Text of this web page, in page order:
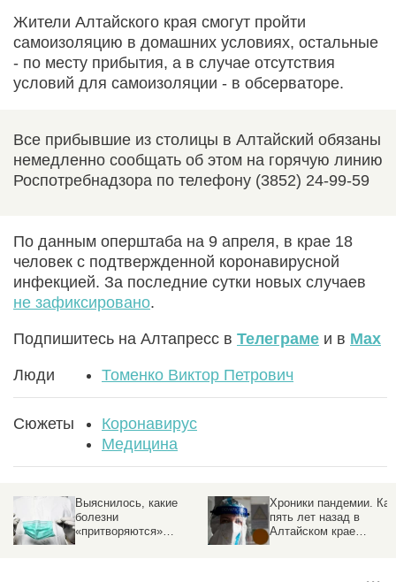
Жители Алтайского края смогут пройти
самоизоляцию в домашних условиях, остальные
- по месту прибытия, а в случае отсутствия
условий для самоизоляции - в обсерваторе.
Все прибывшие из столицы в Алтайский обязаны
немедленно сообщать об этом на горячую линию
Роспотребнадзора по телефону (3852) 24-99-59
По данным оперштаба на 9 апреля, в крае 18
человек с подтвержденной коронавирусной
инфекцией. За последние сутки новых случаев
не зафиксировано.
Подпишитесь на Алтапресс в Телеграме и в Max
Люди Томенко Виктор Петрович
Сюжеты
Коронавирус
Медицина
Хроники пандемии. Как
пять лет назад в
Алтайском крае
Разведданные: утечка
COVID-19 произошла в
китайской лаборатории